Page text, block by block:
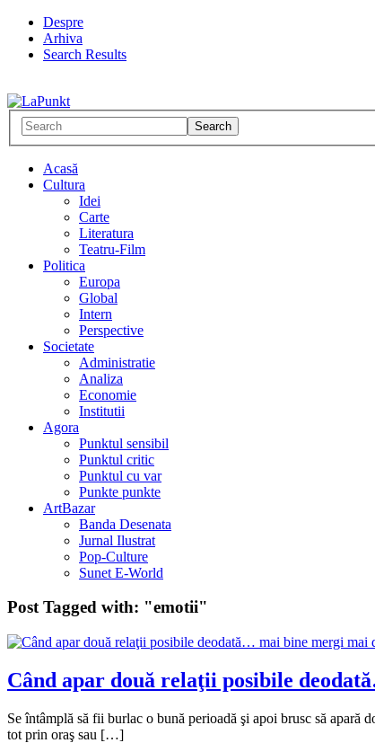
Despre
Arhiva
Search Results
Acasă
Cultura
Idei
Carte
Literatura
Teatru-Film
Politica
Europa
Global
Intern
Perspective
Societate
Administratie
Analiza
Economie
Institutii
Agora
Punktul sensibil
Punktul critic
Punktul cu var
Punkte punkte
ArtBazar
Banda Desenata
Jurnal Ilustrat
Pop-Culture
Sunet E-World
Post Tagged with: "emotii"
Când apar două relaţii posibile
Se întâmplă să fii burlac o bună perioadă şi apoi brusc să apară
tot prin oraş sau […]